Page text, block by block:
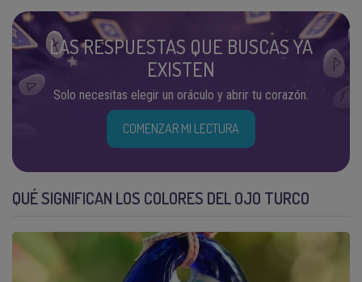
LAS RESPUESTAS QUE BUSCAS YA
EXISTEN
Solo necesitas elegir un oráculo y abrir tu corazón.
COMENZAR MI LECTURA
QUÉ SIGNIFICAN LOS COLORES DEL OJO TURCO